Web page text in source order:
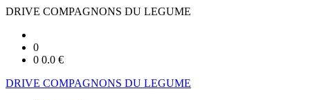
DRIVE COMPAGNONS DU LEGUME
0
0 0.0 €
DRIVE COMPAGNONS DU LEGUME